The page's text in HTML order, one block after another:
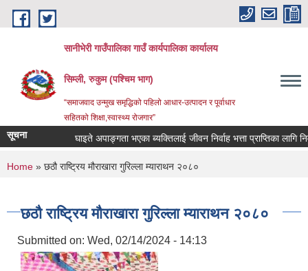
Skip to main content
सानीभेरी गाउँपालिका गाउँ कार्यपालिका कार्यालय
सिम्ली, रुकुम (पश्चिम भाग)
“समाजवाद उन्मुख समृद्धिको पहिलो आधार-उत्पादन र पूर्वाधार
सहितको शिक्षा,स्वास्थ्य रोजगार”
सूचना घाइते अपाङ्गता भएका ब्यक्तिलाई जीवन निर्वाह भत्ता प्राप्तिका लागि
You are here
Home » छठौ राष्ट्रिय मौराखारा गुरिल्ला म्याराथन २०८०
छठौ राष्ट्रिय मौराखारा गुरिल्ला म्याराथन २०८०
Submitted on: Wed, 02/14/2024 - 14:13